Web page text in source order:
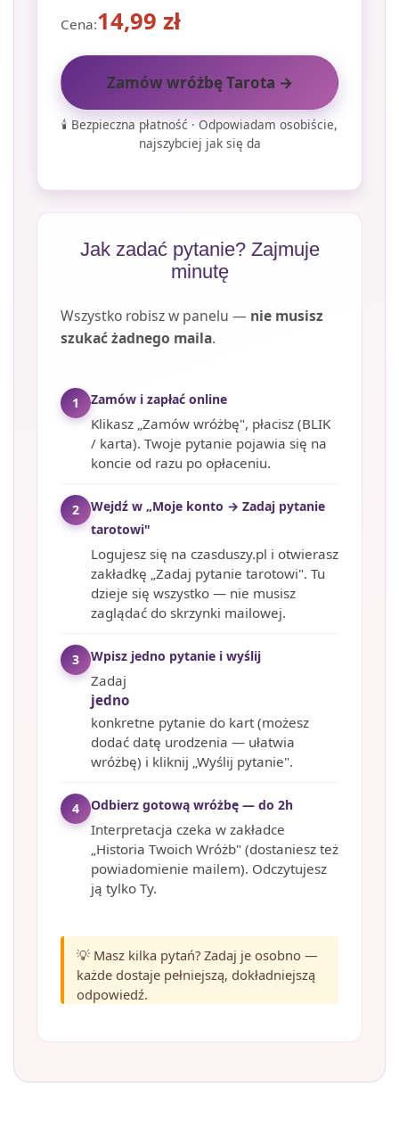
Cena:14,99 zł
Zamów wróżbę Tarota →
🕯️ Bezpieczna płatność · Odpowiadam osobiście,
najszybciej jak się da
Jak zadać pytanie? Zajmuje
minutę
Wszystko robisz w panelu — nie musisz
szukać żadnego maila.
1 Zamów i zapłać online
Klikasz „Zamów wróżbę", płacisz (BLIK
/ karta). Twoje pytanie pojawia się na
koncie od razu po opłaceniu.
2
Wejdź w „Moje konto → Zadaj pytanie
tarotowi"
Logujesz się na czasduszy.pl i otwierasz
zakładkę „Zadaj pytanie tarotowi". Tu
dzieje się wszystko — nie musisz
zaglądać do skrzynki mailowej.
3 Wpisz jedno pytanie i wyślij
Zadaj
jedno
konkretne pytanie do kart (możesz
dodać datę urodzenia — ułatwia
wróżbę) i kliknij „Wyślij pytanie".
4 Odbierz gotową wróżbę — do 2h
Interpretacja czeka w zakładce
„Historia Twoich Wróżb" (dostaniesz też
powiadomienie mailem). Odczytujesz
ją tylko Ty.
💡 Masz kilka pytań? Zadaj je osobno —
każde dostaje pełniejszą, dokładniejszą
odpowiedź.